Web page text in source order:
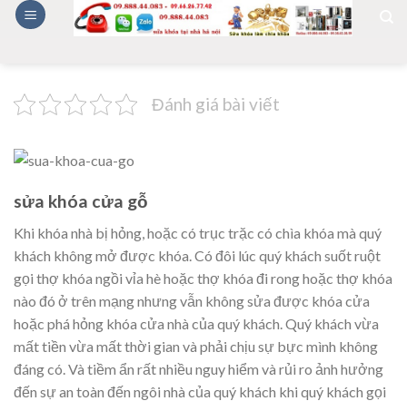
Skip
Đánh giá bài viết
sửa khóa cửa gỗ
Khi khóa nhà bị hỏng, hoặc có trục trặc có chìa khóa mà quý
khách không mở được khóa. Có đôi lúc quý khách suốt ruột
gọi thợ khóa ngồi vỉa hè hoặc thợ khóa đi rong hoặc thợ khóa
nào đó ở trên mạng nhưng vẫn không sửa được khóa cửa
hoặc phá hỏng khóa cửa nhà của quý khách. Quý khách vừa
mất tiền vừa mất thời gian và phải chịu sự bực mình không
đáng có. Và tiềm ẩn rất nhiều nguy hiểm và rủi ro ảnh hưởng
đến sự an toàn đến ngôi nhà của quý khách khi quý khách gọi